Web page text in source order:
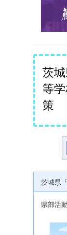
茨
等
策
茨城県
県部活